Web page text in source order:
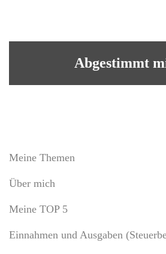
Abgestimmt
Meine Themen
Über mich
Meine TOP 5
Einnahmen und Ausgaben